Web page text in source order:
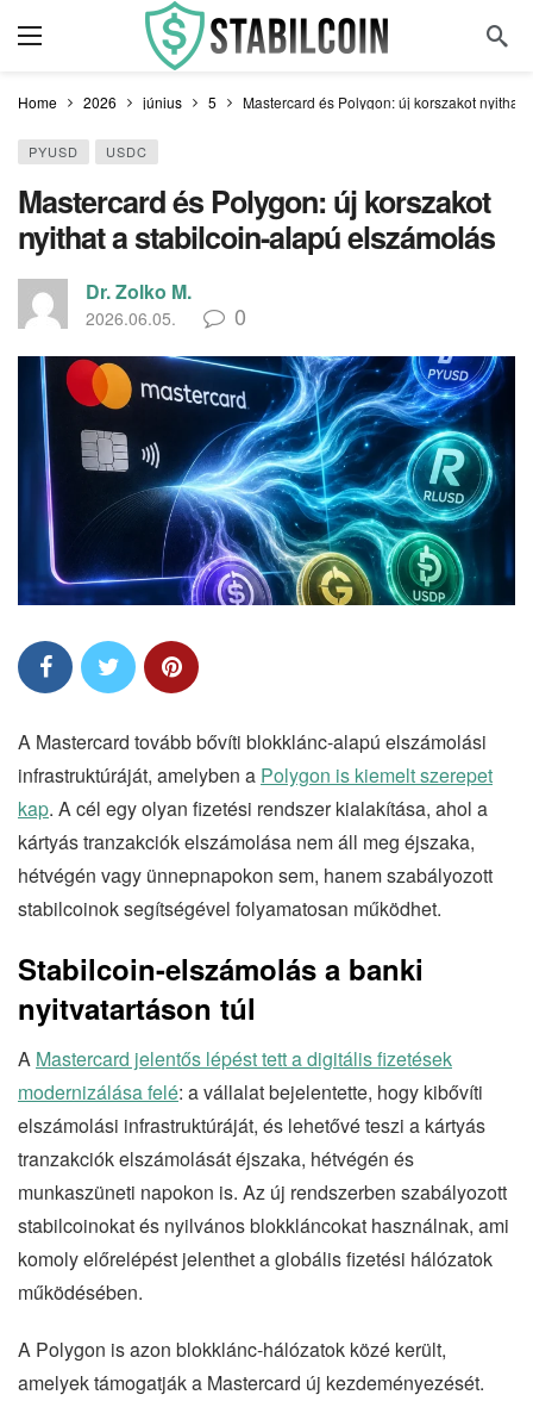
Home 2026 június 5 Mastercard és Polygon: új korszakot nyithat
PYUSD USDC
Mastercard és Polygon: új korszakot
nyithat a stabilcoin-alapú elszámolás
Dr. Zolko M.
2026.06.05. 0
A Mastercard tovább bővíti blokklánc-alapú elszámolási
infrastruktúráját, amelyben a Polygon is kiemelt szerepet
kap. A cél egy olyan fizetési rendszer kialakítása, ahol a
kártyás tranzakciók elszámolása nem áll meg éjszaka,
hétvégén vagy ünnepnapokon sem, hanem szabályozott
stabilcoinok segítségével folyamatosan működhet.
Stabilcoin-elszámolás a banki
nyitvatartáson túl
A Mastercard jelentős lépést tett a digitális fizetések
modernizálása felé: a vállalat bejelentette, hogy kibővíti
elszámolási infrastruktúráját, és lehetővé teszi a kártyás
tranzakciók elszámolását éjszaka, hétvégén és
munkaszüneti napokon is. Az új rendszerben szabályozott
stabilcoinokat és nyilvános blokkláncokat használnak, ami
komoly előrelépést jelenthet a globális fizetési hálózatok
működésében.
A Polygon is azon blokklánc-hálózatok közé került,
amelyek támogatják a Mastercard új kezdeményezését.